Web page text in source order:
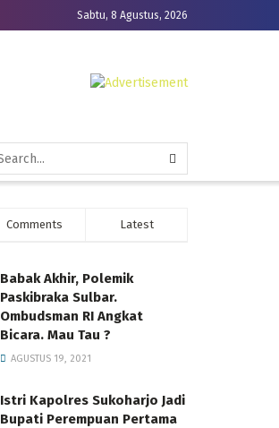
Sabtu, 8 Agustus, 2026
Comments Latest
Babak Akhir, Polemik
Paskibraka Sulbar.
Ombudsman RI Angkat
Bicara. Mau Tau ?
AGUSTUS 19, 2021
Istri Kapolres Sukoharjo Jadi
Bupati Perempuan Pertama